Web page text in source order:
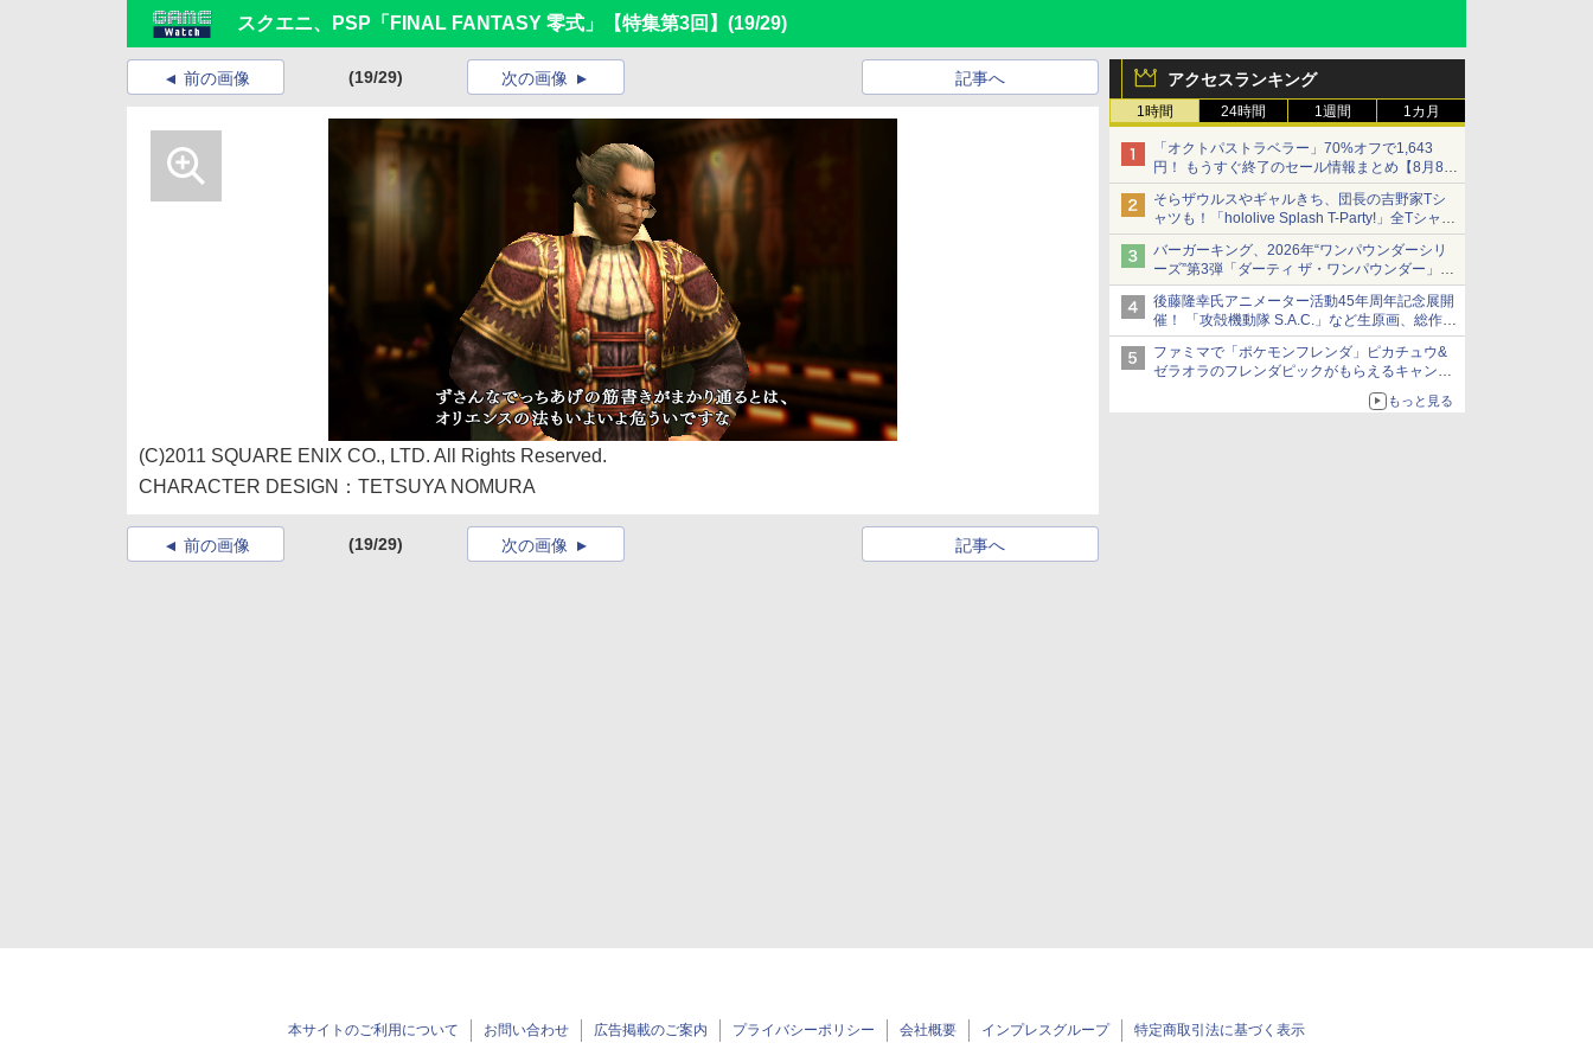
スクエニ、PSP「FINAL FANTASY 零式」【特集第3回】 (19/29)
アクセスランキング
1時間 24時間 1週間 1カ月
「オクトパストラベラー」70%オフで1,643
円！ もうすぐ終了のセール情報まとめ【8月8日
更新】
ニンテンドーeショップでは「大神 絶景版」が
67%オフで990円
そらザウルスやギャルきち、団長の吉野家Tシ
ャツも！「hololive Splash T-Party!」全Tシャツ
ラインナップ公開＆オンライン販売開始
バーガーキング、2026年“ワンパウンダーシリ
ーズ”第3弾「ダーティ ザ・ワンパウンダー」を
8月7日発売
「特製ガーリックマヨソース」を使用した超大
型チーズバーガー
後藤隆幸氏アニメーター活動45年周年記念展開
催！ 「攻殻機動隊 S.A.C.」など生原画、総作画
監督修正が展示
ファミマで「ポケモンフレンダ」ピカチュウ&
ゼラオラのフレンダピックがもらえるキャンペ
もっと見る
前の画像 (19/29) 記事へ
次の画像
(C)2011 SQUARE ENIX CO., LTD. All Rights Reserved.
CHARACTER DESIGN：TETSUYA NOMURA
前の画像 (19/29) 記事へ
次の画像
本サイトのご利用について お問い合わせ 広告掲載のご案内 プライバシーポリシー 会社概要 インプレスグループ 特定商取引法に基づく表示